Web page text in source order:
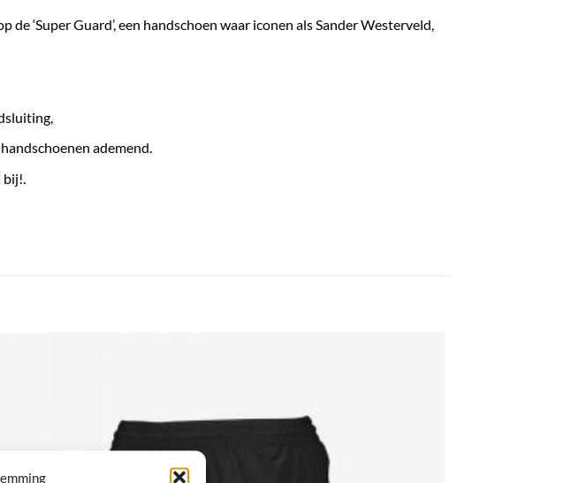
de ‘Super Guard’, een handschoen waar iconen als Sander Westerveld,
ademend.
bij!.